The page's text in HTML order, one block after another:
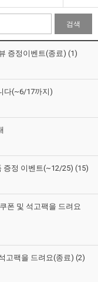
검색
증정이벤트(종료) (1)
다(~6/17까지)
증정 이벤트(~12/25) (15)
폰 및 석고팩을 드려요
고팩을 드려요(종료) (2)